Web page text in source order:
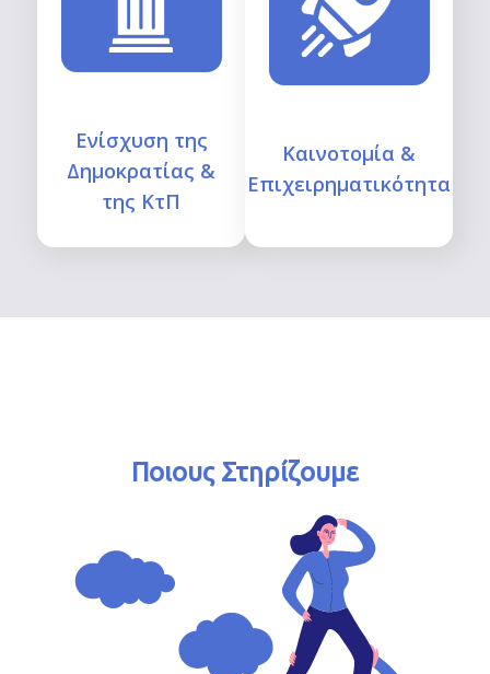
Ενίσχυση της
Δημοκρατίας &
της ΚτΠ
Καινοτομία &
Επιχειρηματικότητα
Ποιους Στηρίζουμε